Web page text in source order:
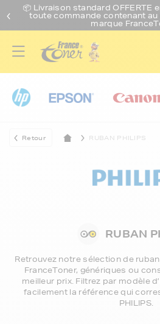
📦 Livraison standard OFFERTE
toute commande contenant
marque
Retour RUBAN PHILIPS
RUBAN
Retrouvez notre sélection de
FranceToner, génériques ou
meilleur prix. Filtrez par modèle
facilement la référence qui
PHILIPS.